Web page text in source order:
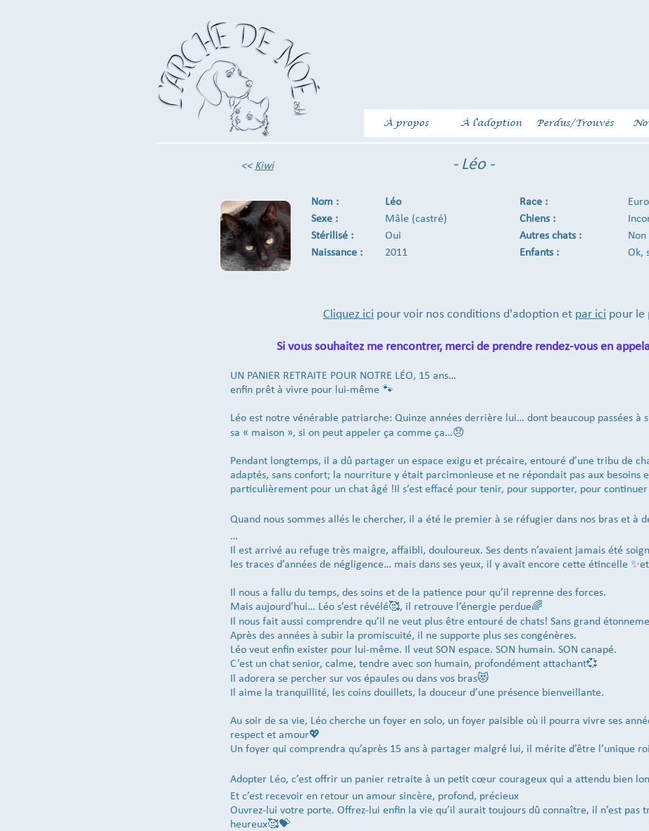
À propos À l'adoption Perdus/Trouvés
<< Kiwi - Léo -
Nom : Léo Race :
Sexe :
Mâle (castré) Chiens :
Stérilisé :
Oui Autres chats :
Non
Naissance :
2011 Enfants : Ok,
Cliquez ici pour voir nos conditions d'adoption et par ici pour le
Si vous souhaitez me rencontrer, merci de prendre rendez-vous en
UN PANIER RETRAITE POUR NOTRE LÉO, 15 ans…
enfin prêt à vivre pour lui-même 🐾
Léo est notre vénérable patriarche: Quinze années derrière lui… dont beaucoup passées à
sa « maison », si on peut appeler ça comme ça…😞
Pendant longtemps, il a dû partager un espace exigu et précaire, entouré d’une tribu de
adaptés, sans confort; la nourriture y était parcimonieuse et ne répondait pas aux besoins
particulièrement pour un chat âgé !Il s’est effacé pour tenir, pour supporter, pour
Quand nous sommes allés le chercher, il a été le premier à se réfugier dans nos bras et à
…
Il est arrivé au refuge très maigre, affaibli, douloureux. Ses dents n’avaient jamais été
les traces d’années de négligence… mais dans ses yeux, il y avait encore cette étincelle
Il nous a fallu du temps, des soins et de la patience pour qu’il reprenne des forces.
Mais aujourd’hui… Léo s’est révélé🥰, il retrouve l’énergie perdue🌈
Il nous fait aussi comprendre qu’il ne veut plus être entouré de chats! Sans grand
Après des années à subir la promiscuité, il ne supporte plus ses congénères.
Léo veut enfin exister pour lui-même. Il veut SON espace. SON humain. SON canapé.
C’est un chat senior, calme, tendre avec son humain, profondément attachant💞
Il adorera se percher sur vos épaules ou dans vos bras😻
Il aime la tranquillité, les coins douillets, la douceur d’une présence bienveillante.
Au soir de sa vie, Léo cherche un foyer en solo, un foyer paisible où il pourra vivre ses
respect et amour💖
Un foyer qui comprendra qu’après 15 ans à partager malgré lui, il mérite d’être l’unique
Adopter Léo, c’est offrir un panier retraite à un petit cœur courageux qui a attendu bien
Et c’est recevoir en retour un amour sincère, profond, précieux
Ouvrez-lui votre porte. Offrez-lui enfin la vie qu’il aurait toujours dû connaître, il n’est pas
heureux🥰💝